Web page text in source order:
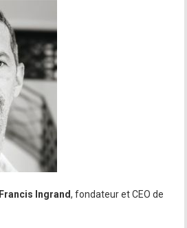
Francis Ingrand, fondateur et CEO de